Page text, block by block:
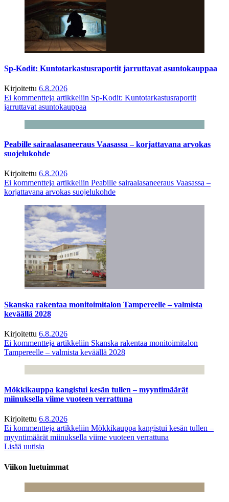
Sp-Kodit: Kuntotarkastusraportit jarruttavat asuntokauppaa
Kirjoitettu 6.8.2026
Ei kommentteja artikkeliin Sp-Kodit: Kuntotarkastusraportit
jarruttavat asuntokauppaa
Peabille sairaalasaneeraus Vaasassa – korjattavana arvokas
suojelukohde
Kirjoitettu 6.8.2026
Ei kommentteja artikkeliin Peabille sairaalasaneeraus Vaasassa –
korjattavana arvokas suojelukohde
Skanska rakentaa monitoimitalon Tampereelle – valmista
keväällä 2028
Kirjoitettu 6.8.2026
Ei kommentteja artikkeliin Skanska rakentaa monitoimitalon
Tampereelle – valmista keväällä 2028
Mökkikauppa kangistui kesän tullen – myyntimäärät
miinuksella viime vuoteen verrattuna
Kirjoitettu 6.8.2026
Ei kommentteja artikkeliin Mökkikauppa kangistui kesän tullen –
myyntimäärät miinuksella viime vuoteen verrattuna
Lisää uutisia
Viikon luetuimmat